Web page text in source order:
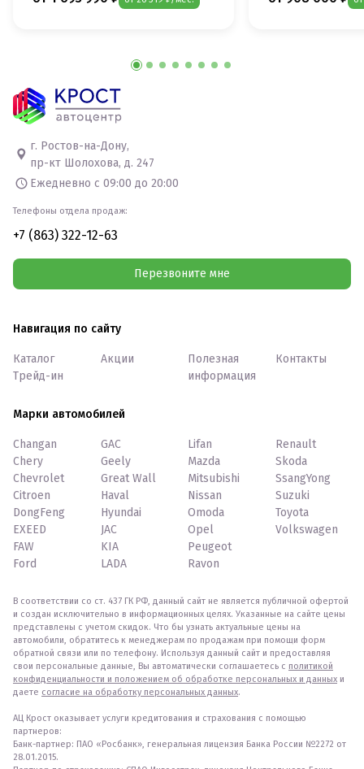
г. Ростов-на-Дону,
пр-кт Шолохова, д. 247
Ежедневно с 09:00 до 20:00
Телефоны отдела продаж:
+7 (863) 322-12-63
Перезвоните мне
Навигация по сайту
Каталог
Трейд-ин
Акции
Полезная
информация
Контакты
Марки автомобилей
Changan
Chery
Chevrolet
Citroen
DongFeng
EXEED
FAW
Ford
GAC
Geely
Great Wall
Haval
Hyundai
JAC
KIA
LADA
Lifan
Mazda
Mitsubishi
Nissan
Omoda
Opel
Peugeot
Ravon
Renault
Skoda
SsangYong
Suzuki
Toyota
Volkswagen
В соответствии со ст. 437 ГК РФ, данный сайт не является публичной офертой
и создан исключительно в информационных целях. Указанные на сайте цены
представлены с учетом скидок. Что бы узнать актуальные цены на
автомобили, обратитесь к менеджерам по продажам при помощи форм
обратной связи или по телефону. Используя данный сайт и предоставляя
свои персональные данные, Вы автоматически соглашаетесь с политикой
конфиденциальности и положением об обработке персональных и данных и
даете согласие на обработку персональных данных.
АЦ Крост оказывает услуги кредитования и страхования с помощью
партнеров:
Банк-партнер: ПАО «Росбанк», генеральная лицензия Банка России №2272 от
28.01.2015.